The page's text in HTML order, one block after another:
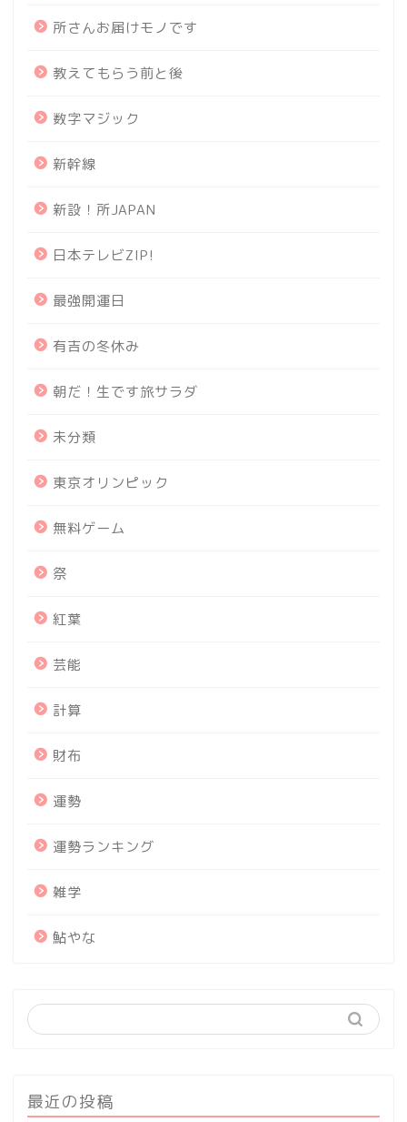
所さんお届けモノです
教えてもらう前と後
数字マジック
新幹線
新設！所JAPAN
日本テレビZIP!
最強開運日
有吉の冬休み
朝だ！生です旅サラダ
未分類
東京オリンピック
無料ゲーム
祭
紅葉
芸能
計算
財布
運勢
運勢ランキング
雑学
鮎やな
最近の投稿